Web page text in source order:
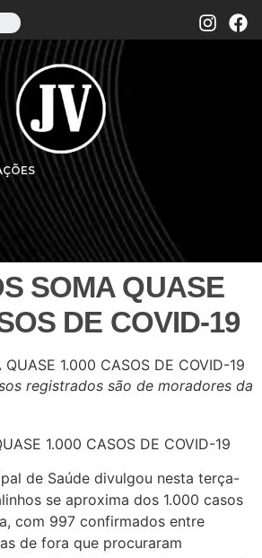
SOMA QUASE
DE COVID-19
registrados são de moradores da
1.000 CASOS DE COVID-19
de Saúde divulgou nesta terça-
se aproxima dos 1.000 casos
com 997 confirmados entre
de fora que procuraram